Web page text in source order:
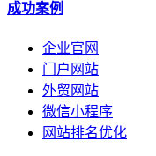
成功案例
企业官网
门户网站
外贸网站
微信小程序
网站排名优化